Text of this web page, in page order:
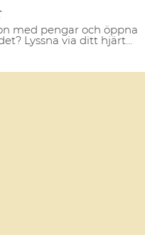
med pengar och öppna
Lyssna via ditt hjärta